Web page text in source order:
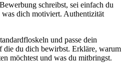
schreibst, sei einfach du
dich motiviert. Authentizität
und passe dein
die du dich bewirbst. Erkläre, warum
möchtest und was du mitbringst.